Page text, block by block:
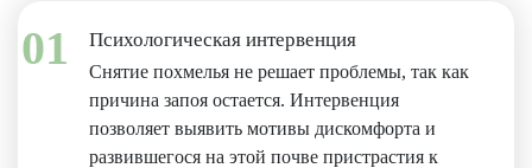
01 Психологическая интервенция
Снятие похмелья не решает проблемы, так как
причина запоя остается. Интервенция
позволяет выявить мотивы дискомфорта и
развившегося на этой почве пристрастия к